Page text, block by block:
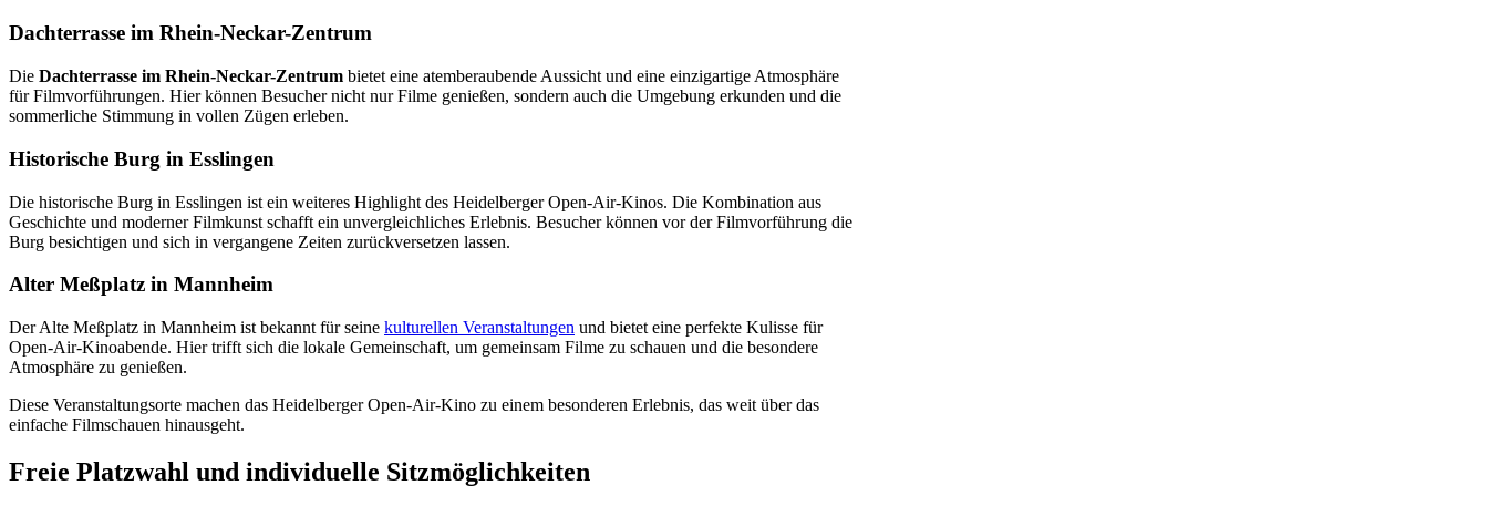
Dachterrasse im Rhein-Neckar-Zentrum
Die Dachterrasse im Rhein-Neckar-Zentrum bietet eine atemberaubende Aussicht und eine einzigartige Atmosphäre
für Filmvorführungen. Hier können Besucher nicht nur Filme genießen, sondern auch die Umgebung erkunden und die
sommerliche Stimmung in vollen Zügen erleben.
Historische Burg in Esslingen
Die historische Burg in Esslingen ist ein weiteres Highlight des Heidelberger Open-Air-Kinos. Die Kombination aus
Geschichte und moderner Filmkunst schafft ein unvergleichliches Erlebnis. Besucher können vor der Filmvorführung die
Burg besichtigen und sich in vergangene Zeiten zurückversetzen lassen.
Alter Meßplatz in Mannheim
Der Alte Meßplatz in Mannheim ist bekannt für seine kulturellen Veranstaltungen und bietet eine perfekte Kulisse für
Open-Air-Kinoabende. Hier trifft sich die lokale Gemeinschaft, um gemeinsam Filme zu schauen und die besondere
Atmosphäre zu genießen.
Diese Veranstaltungsorte machen das Heidelberger Open-Air-Kino zu einem besonderen Erlebnis, das weit über das
einfache Filmschauen hinausgeht.
Freie Platzwahl und individuelle Sitzmöglichkeiten